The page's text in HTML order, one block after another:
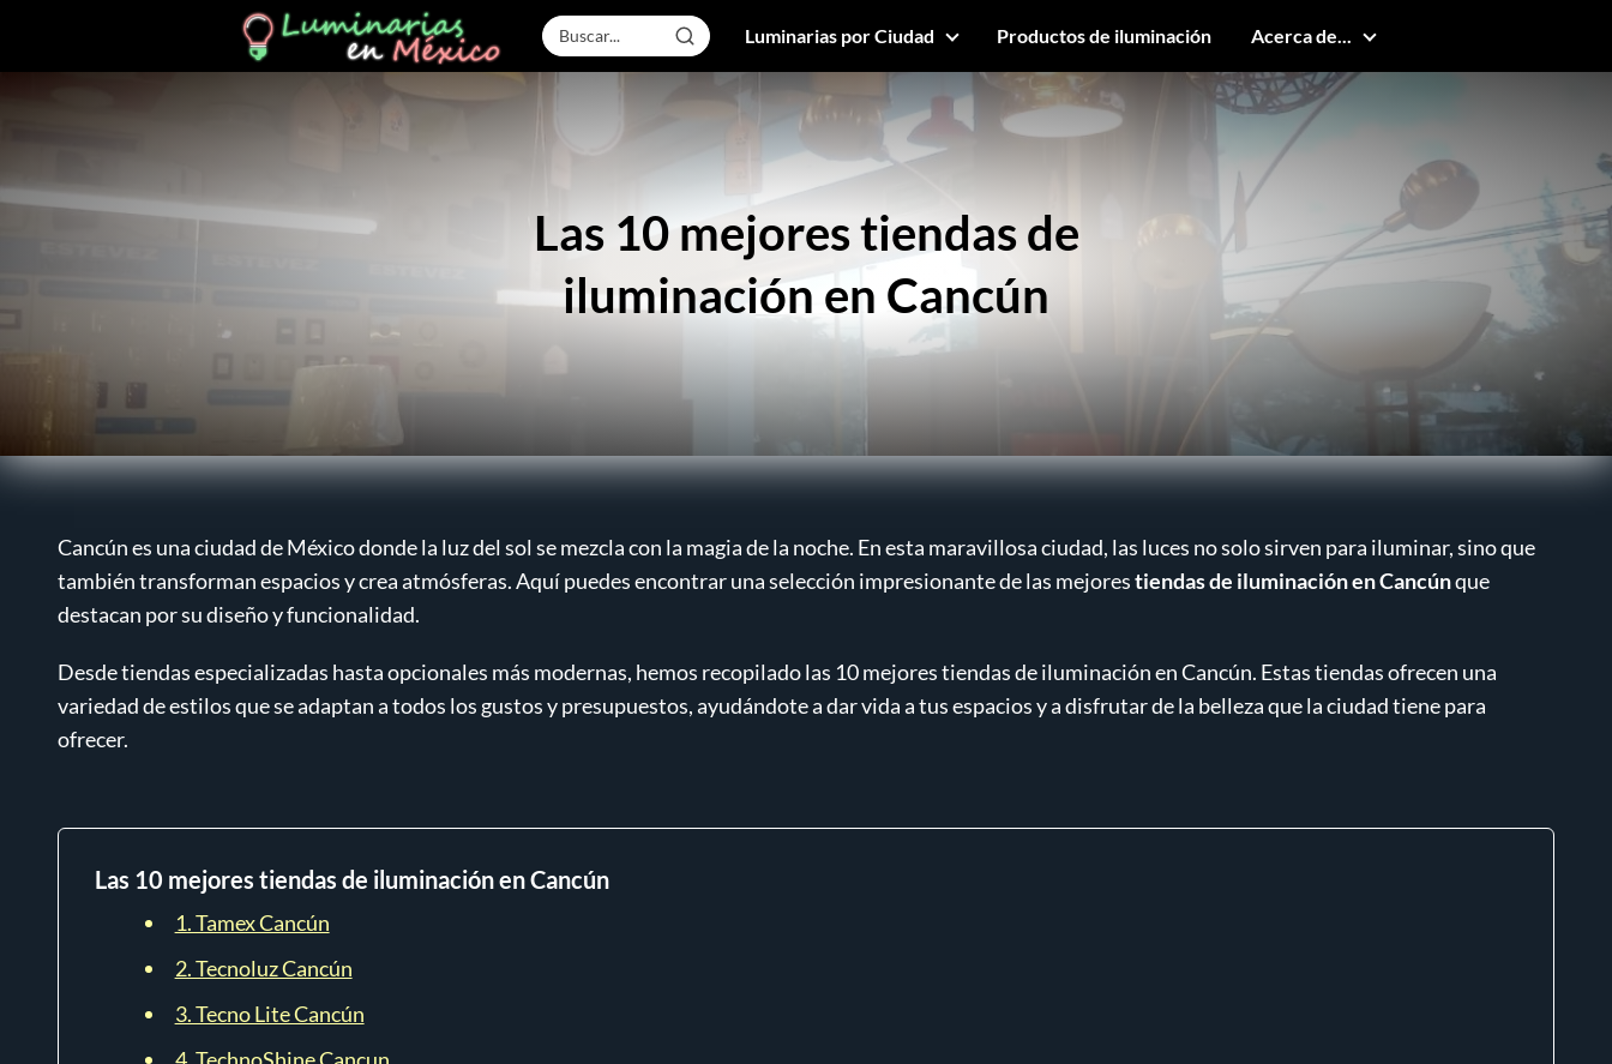
Luminarias por Ciudad Productos de iluminación Acerca de...
Las 10 mejores tiendas de
iluminación en Cancún
Cancún es una ciudad de México donde la luz del sol se mezcla con la magia de la noche. En esta maravillosa ciudad, las luces no solo sirven para iluminar, sino que
también transforman espacios y crea atmósferas. Aquí puedes encontrar una selección impresionante de las mejorestiendas de iluminación en Cancúnque
destacan por su diseño y funcionalidad.
Desde tiendas especializadas hasta opcionales más modernas, hemos recopilado las 10 mejores tiendas de iluminación en Cancún. Estas tiendas ofrecen una
variedad de estilos que se adaptan a todos los gustos y presupuestos, ayudándote a dar vida a tus espacios y a disfrutar de la belleza que la ciudad tiene para
ofrecer.
Las 10 mejores tiendas de iluminación en Cancún
1. Tamex Cancún
2. Tecnoluz Cancún
3. Tecno Lite Cancún